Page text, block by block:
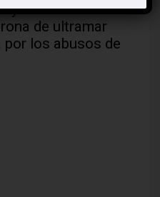
y en su nombre
de ultramar
por los abusos de